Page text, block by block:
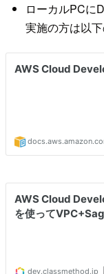
ローカルPCに
実施の方は以下